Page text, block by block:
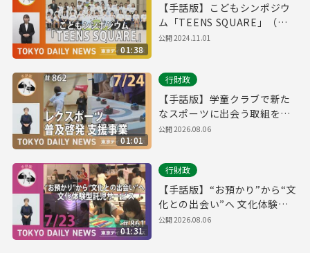
01:38
【手話版】こどもシンポジウ
ム「TEENS SQUARE」（令
和6年10月24日 東京デイリー
公開2024.11.01
01:01
行財政
【手話版】学童クラブで新た
なスポーツに出会う取組を開
始！（令和8年7月24日 東京デ
公開2026.08.06
01:31
行財政
【手話版】“お預かり”から“文
化との出会い”へ 文化体験型
託児サービス（令和8年7月23
公開2026.08.06